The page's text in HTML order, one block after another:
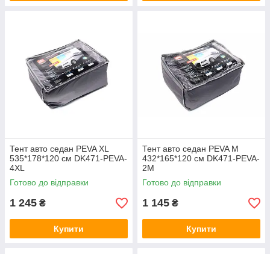
Тент авто седан PEVA XL
535*178*120 см DK471-PEVA-
4XL
Готово до відправки
1 245 ₴
Купити
Тент авто седан PEVA M
432*165*120 см DK471-PEVA-
2M
Готово до відправки
1 145 ₴
Купити